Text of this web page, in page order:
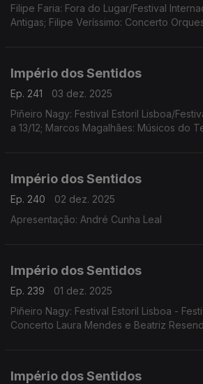
Filipe Faria: Fora do Lugar/Festival
Antigas; Filipe Veríssimo: Concerto
Império dos Sentidos
Ep. 241
03 dez. 2025
Piñeiro Nagy: Festival Estoril Lisboa/
a 13/12; Marcos Magalhães: Músicos do Tejo "E Não o Fazer!
Império dos Sentidos
Ep. 240
02 dez. 2025
Apresentação: André Cunha Leal
Império dos Sentidos
Ep. 239
01 dez. 2025
Piñeiro Nagy: Festival Estoril Lisboa -
Concerto Laura Mendes e Beatriz
Império dos Sentidos